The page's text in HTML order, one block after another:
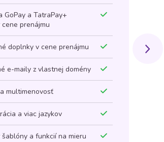
GoPay a TatraPay+
prenájmu
doplnky v cene prenájmu
e-maily z vlastnej domény
multimenovosť
a viac jazykov
a funkcií na mieru